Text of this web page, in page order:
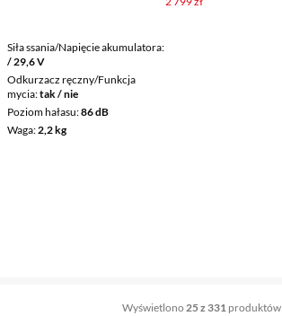
Siła ssania/Napięcie akumulatora
/ 29,6 V
Odkurzacz ręczny/Funkcja
mycia tak / nie
Poziom hałasu 86 dB
Waga 2,2 kg
Wyświetlono 25 z 331 produktów